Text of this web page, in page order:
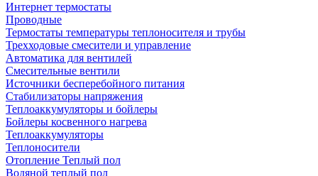
Интернет термостаты
Проводные
Термостаты температуры теплоносителя и трубы
Трехходовые смесители и управление
Автоматика для вентилей
Смесительные вентили
Источники бесперебойного питания
Стабилизаторы напряжения
Теплоаккумуляторы и бойлеры
Бойлеры косвенного нагрева
Теплоаккумуляторы
Теплоносители
Отопление Теплый пол
Водяной теплый пол